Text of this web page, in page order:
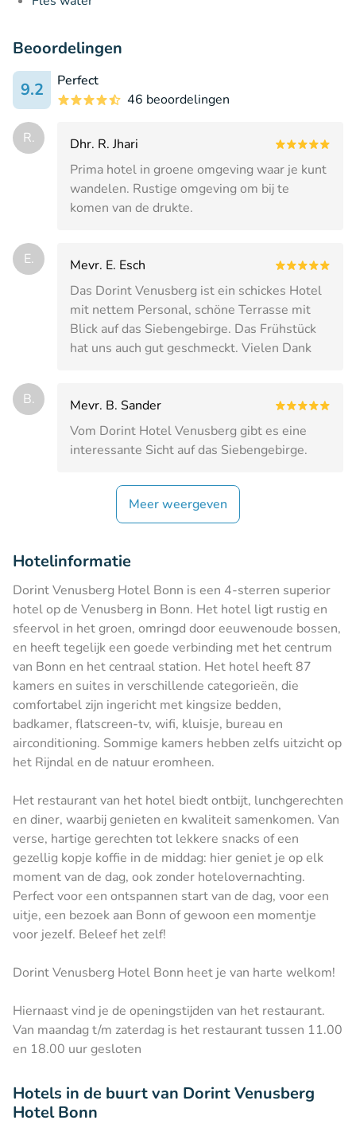
Beoordelingen
9.2
Perfect
46 beoordelingen
R.
Dhr. R. Jhari
Prima hotel in groene omgeving waar je kunt
wandelen. Rustige omgeving om bij te
komen van de drukte.
E.
Mevr. E. Esch
Das Dorint Venusberg ist ein schickes Hotel
mit nettem Personal, schöne Terrasse mit
Blick auf das Siebengebirge. Das Frühstück
hat uns auch gut geschmeckt. Vielen Dank
B.
Mevr. B. Sander
Vom Dorint Hotel Venusberg gibt es eine
interessante Sicht auf das Siebengebirge.
Meer weergeven
Hotelinformatie
Dorint Venusberg Hotel Bonn is een 4-sterren superior
hotel op de Venusberg in Bonn. Het hotel ligt rustig en
sfeervol in het groen, omringd door eeuwenoude bossen,
en heeft tegelijk een goede verbinding met het centrum
van Bonn en het centraal station. Het hotel heeft 87
kamers en suites in verschillende categorieën, die
comfortabel zijn ingericht met kingsize bedden,
badkamer, flatscreen-tv, wifi, kluisje, bureau en
airconditioning. Sommige kamers hebben zelfs uitzicht op
het Rijndal en de natuur eromheen.
Het restaurant van het hotel biedt ontbijt, lunchgerechten
en diner, waarbij genieten en kwaliteit samenkomen. Van
verse, hartige gerechten tot lekkere snacks of een
gezellig kopje koffie in de middag: hier geniet je op elk
moment van de dag, ook zonder hotelovernachting.
Perfect voor een ontspannen start van de dag, voor een
uitje, een bezoek aan Bonn of gewoon een momentje
voor jezelf. Beleef het zelf!
Dorint Venusberg Hotel Bonn heet je van harte welkom!
Hiernaast vind je de openingstijden van het restaurant.
Van maandag t/m zaterdag is het restaurant tussen 11.00
en 18.00 uur gesloten
Hotels in de buurt van Dorint Venusberg
Hotel Bonn